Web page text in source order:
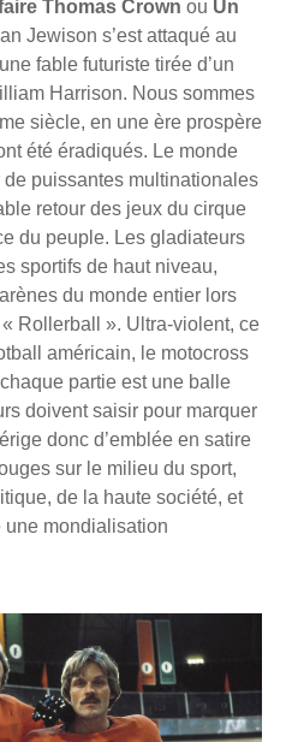
Thomas Crown ou Un
Jewison s’est attaqué au
fable futuriste tirée d’un
Harrison. Nous sommes
siècle, en une ère prospère
été éradiqués. Le monde
puissantes multinationales
retour des jeux du cirque
du peuple. Les gladiateurs
sportifs de haut niveau,
du monde entier lors
Rollerball ». Ultra-violent, ce
américain, le motocross
partie est une balle
doivent saisir pour marquer
donc d’emblée en satire
sur le milieu du sport,
de la haute société, et
une mondialisation